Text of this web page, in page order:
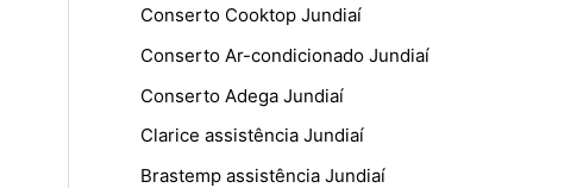
Conserto Cooktop Jundiaí
Conserto Ar-condicionado Jundiaí
Conserto Adega Jundiaí
Clarice assistência Jundiaí
Brastemp assistência Jundiaí